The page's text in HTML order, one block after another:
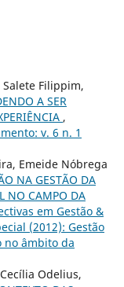
Filippim,
A SER
,
v. 6 n. 1
Emeide Nóbrega
NA GESTÃO DA
NO CAMPO DA
em Gestão &
(2012): Gestão
no âmbito da
Odelius,